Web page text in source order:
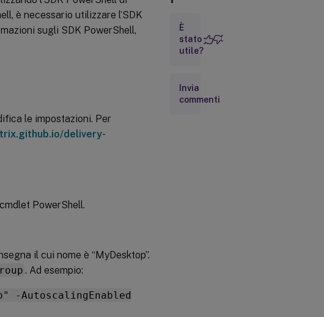
è necessario utilizzare l’SDK
sugli SDK PowerShell,
le impostazioni. Per
delivery-
PowerShell.
il cui nome è “MyDesktop”.
. Ad esempio:
-AutoscalingEnabled
sessione
dinamici
È
stato
utile?
Invia
commenti